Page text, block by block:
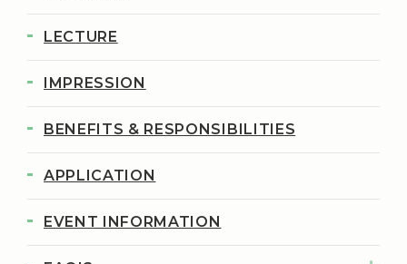
LECTURE
IMPRESSION
BENEFITS & RESPONSIBILITIES
APPLICATION
EVENT INFORMATION